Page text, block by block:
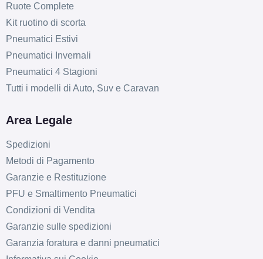
Ruote Complete
Kit ruotino di scorta
Pneumatici Estivi
Pneumatici Invernali
Pneumatici 4 Stagioni
Tutti i modelli di Auto, Suv e Caravan
Area Legale
Spedizioni
Metodi di Pagamento
Garanzie e Restituzione
PFU e Smaltimento Pneumatici
Condizioni di Vendita
Garanzie sulle spedizioni
Garanzia foratura e danni pneumatici